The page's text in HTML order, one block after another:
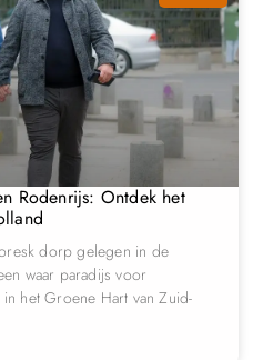
Rodenrijs: Ontdek het
dorp gelegen in de
waar paradijs voor
het Groene Hart van Zuid-